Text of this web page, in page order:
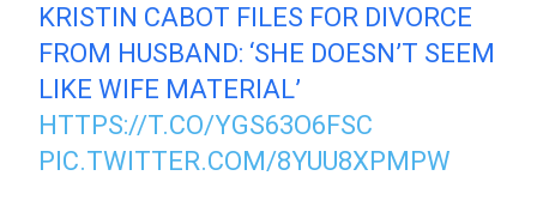
KRISTIN CABOT FILES FOR DIVORCE
FROM HUSBAND: ‘SHE DOESN’T SEEM
LIKE WIFE MATERIAL’
HTTPS://T.CO/YGS63O6FSC
PIC.TWITTER.COM/8YUU8XPMPW